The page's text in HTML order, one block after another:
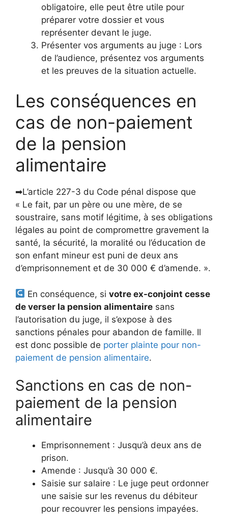
obligatoire, elle peut être utile pour
préparer votre dossier et vous
représenter devant le juge.
Présenter vos arguments au juge : Lors
de l’audience, présentez vos arguments
et les preuves de la situation actuelle.
Les conséquences en
cas de non-paiement
de la pension
alimentaire
➡L’article 227-3 du Code pénal dispose que
« Le fait, par un père ou une mère, de se
soustraire, sans motif légitime, à ses obligations
légales au point de compromettre gravement la
santé, la sécurité, la moralité ou l’éducation de
son enfant mineur est puni de deux ans
d’emprisonnement et de 30 000 € d’amende. ».
En conséquence, sivotre ex-conjoint cesse
de verser la pension alimentaire sans
l’autorisation du juge, il s’expose à des
sanctions pénales pour abandon de famille. Il
est donc possible de porter plainte pour non-
paiement de pension alimentaire.
Sanctions en cas de non-
paiement de la pension
alimentaire
Emprisonnement : Jusqu’à deux ans de
prison.
Amende : Jusqu’à 30 000 €.
Saisie sur salaire : Le juge peut ordonner
une saisie sur les revenus du débiteur
pour recouvrer les pensions impayées.